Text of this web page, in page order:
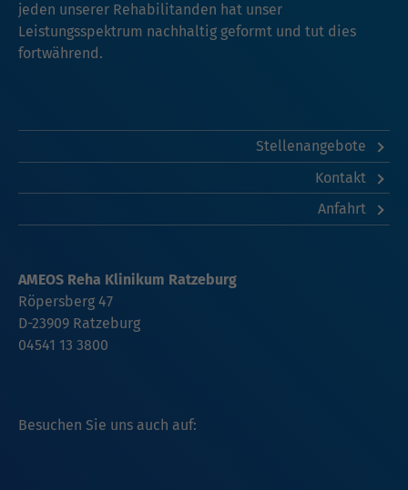
jeden unserer Rehabilitanden hat unser
Leistungsspektrum nachhaltig geformt und tut dies
fortwährend.
Stellenangebote
Kontakt
Anfahrt
Besuchen Sie uns auch auf:
AMEOS Reha Klinikum Ratzeburg
Röpersberg 47
D-23909 Ratzeburg
04541 13 3800